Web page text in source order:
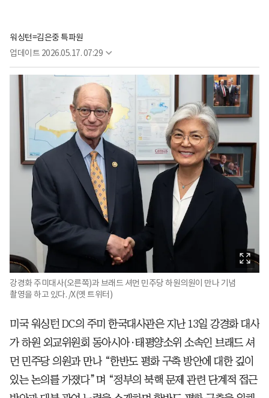
워싱턴=김은중 특파원
업데이트 2026.05.17. 07:29
강경화 주미대사(오른쪽)과 브래드 셔먼 민주당 하원의원이 만나 기념
촬영을 하고 있다. /X(옛 트위터)
미국 워싱턴 DC의 주미 한국대사관은 지난 13일 강경화 대사
가 하원 외교위원회 동아시아·태평양소위 소속인 브래드 셔
먼 민주당 의원과 만나 “한반도 평화 구축 방안에 대한 깊이
있는 논의를 가졌다”며 “정부의 북핵 문제 관련 단계적 접근